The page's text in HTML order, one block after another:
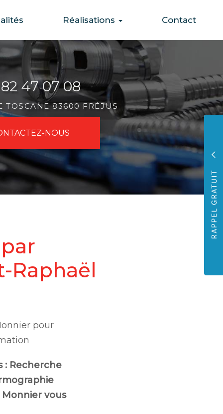
Réalisations Contact
47 07 08
TOSCANE 83600 FRÉJUS
NOUS
Raphaël
pour
: Recherche
vous